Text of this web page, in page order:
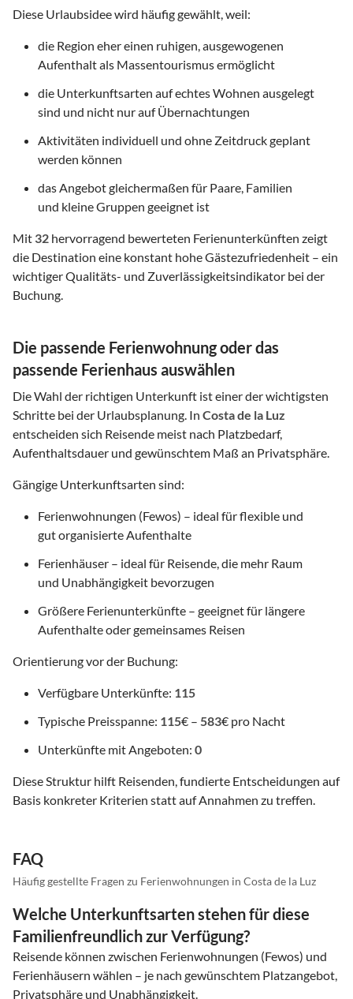
Diese Urlaubsidee wird häufig gewählt, weil:
die Region eher einen ruhigen, ausgewogenen
Aufenthalt als Massentourismus ermöglicht
die Unterkunftsarten auf echtes Wohnen ausgelegt
sind und nicht nur auf Übernachtungen
Aktivitäten individuell und ohne Zeitdruck geplant
werden können
das Angebot gleichermaßen für Paare, Familien
und kleine Gruppen geeignet ist
Mit 32 hervorragend bewerteten Ferienunterkünften zeigt
die Destination eine konstant hohe Gästezufriedenheit – ein
wichtiger Qualitäts- und Zuverlässigkeitsindikator bei der
Buchung.
Die passende Ferienwohnung oder das
passende Ferienhaus auswählen
Die Wahl der richtigen Unterkunft ist einer der wichtigsten
Schritte bei der Urlaubsplanung. In Costa de la Luz
entscheiden sich Reisende meist nach Platzbedarf,
Aufenthaltsdauer und gewünschtem Maß an Privatsphäre.
Gängige Unterkunftsarten sind:
Ferienwohnungen (Fewos) – ideal für flexible und
gut organisierte Aufenthalte
Ferienhäuser – ideal für Reisende, die mehr Raum
und Unabhängigkeit bevorzugen
Größere Ferienunterkünfte – geeignet für längere
Aufenthalte oder gemeinsames Reisen
Orientierung vor der Buchung:
Verfügbare Unterkünfte: 115
Typische Preisspanne: 115€ – 583€ pro Nacht
Unterkünfte mit Angeboten: 0
Diese Struktur hilft Reisenden, fundierte Entscheidungen auf
Basis konkreter Kriterien statt auf Annahmen zu treffen.
FAQ
Häufig gestellte Fragen zu Ferienwohnungen in Costa de la Luz
Welche Unterkunftsarten stehen für diese
Familienfreundlich zur Verfügung?
Reisende können zwischen Ferienwohnungen (Fewos) und
Ferienhäusern wählen – je nach gewünschtem Platzangebot,
Privatsphäre und Unabhängigkeit.